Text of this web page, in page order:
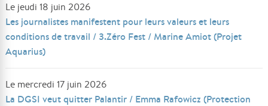
Le jeudi 18 juin 2026
Les journalistes manifestent pour leurs valeurs et leurs
conditions de travail / 3.Zéro Fest / Marine Amiot (Projet
Aquarius)
Le mercredi 17 juin 2026
La DGSI veut quitter Palantir / Emma Rafowicz (Protection